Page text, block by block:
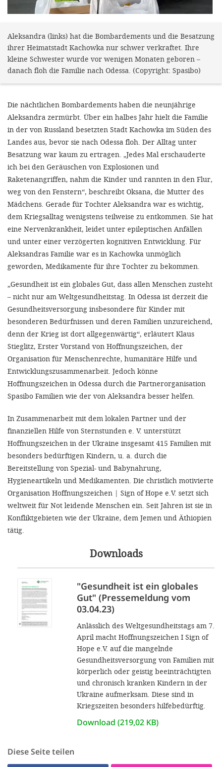
Aleksandra (links) hat die Bombardements und die Besatzung
ihrer Heimatstadt Kachowka nur schwer verkraftet. Ihre
kleine Schwester wurde vor wenigen Monaten geboren –
danach floh die Familie nach Odessa. (Copyright: Spasibo)
Die nächtlichen Bombardements haben die neunjährige
Aleksandra zermürbt. Über ein halbes Jahr hielt die Familie
in der von Russland besetzten Stadt Kachowka im Süden des
Landes aus, bevor sie nach Odessa floh. Der Alltag unter
Besatzung war kaum zu ertragen. „Jedes Mal erschauderte
ich bei den Geräuschen von Explosionen und
Raketenangriffen, nahm die Kinder und rannten in den Flur,
weg von den Fenstern“, beschreibt Oksana, die Mutter des
Mädchens. Gerade für Tochter Aleksandra war es wichtig,
dem Kriegsalltag wenigstens teilweise zu entkommen. Sie hat
eine Nervenkrankheit, leidet unter epileptischen Anfällen
und unter einer verzögerten kognitiven Entwicklung. Für
Aleksandras Familie war es in Kachowka unmöglich
geworden, Medikamente für ihre Tochter zu bekommen.
„Gesundheit ist ein globales Gut, dass allen Menschen zusteht
– nicht nur am Weltgesundheitstag. In Odessa ist derzeit die
Gesundheitsversorgung insbesondere für Kinder mit
besonderen Bedürfnissen und deren Familien unzureichend,
denn der Krieg ist dort allgegenwärtig“, erläutert Klaus
Stieglitz, Erster Vorstand von Hoffnungszeichen, der
Organisation für Menschenrechte, humanitäre Hilfe und
Entwicklungszusammenarbeit. Jedoch könne
Hoffnungszeichen in Odessa durch die Partnerorganisation
Spasibo Familien wie der von Aleksandra besser helfen.
In Zusammenarbeit mit dem lokalen Partner und der
finanziellen Hilfe von Sternstunden e. V. unterstützt
Hoffnungszeichen in der Ukraine insgesamt 415 Familien mit
besonders bedürftigen Kindern, u. a. durch die
Bereitstellung von Spezial- und Babynahrung,
Hygieneartikeln und Medikamenten. Die christlich motivierte
Organisation Hoffnungszeichen | Sign of Hope e.V. setzt sich
weltweit für Not leidende Menschen ein. Seit Jahren ist sie in
Konfliktgebieten wie der Ukraine, dem Jemen und Äthiopien
tätig.
Downloads
"Gesundheit ist ein globales
Gut" (Pressemeldung vom
03.04.23)
Anlässlich des Weltgesundheitstags am 7.
April macht Hoffnungszeichen I Sign of
Hope e.V. auf die mangelnde
Gesundheitsversorgung von Familien mit
körperlich oder geistig beeinträchtigten
und chronisch kranken Kindern in der
Ukraine aufmerksam. Diese sind in
Kriegszeiten besonders hilfebedürftig.
Download (219,02 KB)
Diese Seite teilen
Sie
'Cookie-
Impressum